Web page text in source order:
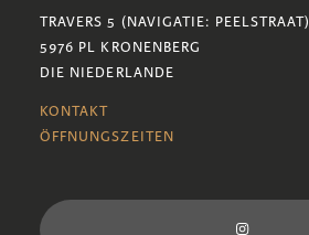
TRAVERS 5 (NAVIGATIE: PEELSTRAAT)
5976 PL KRONENBERG
DIE NIEDERLANDE
KONTAKT
ÖFFNUNGSZEITEN